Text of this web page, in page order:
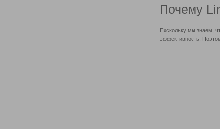
Почему
Поскольку мы знаем,
эффективность.